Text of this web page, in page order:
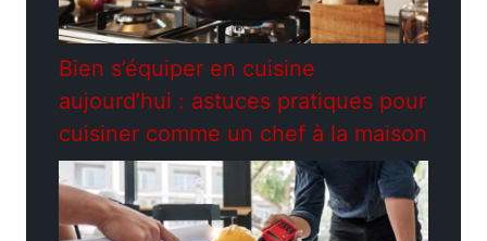
Bien s’équiper en cuisine
aujourd’hui : astuces pratiques pour
cuisiner comme un chef à la maison